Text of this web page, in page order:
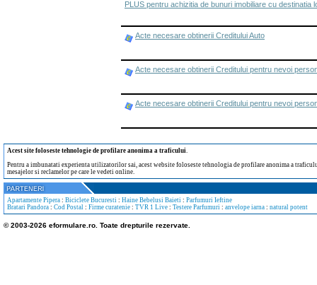
PLUS pentru achizitia de bunuri imobiliare cu destinatia
Acte necesare obtinerii Creditului Auto
Acte necesare obtinerii Creditului pentru nevoi
Acte necesare obtinerii Creditului pentru nevoi
Acest site foloseste tehnologie de profilare anonima a traficului.
Pentru a imbunatati experienta utilizatorilor sai, acest website foloseste tehnologia de profilare anonima a
mesajelor si reclamelor pe care le vedeti online.
Apartamente Pipera : Biciclete Bucuresti : Haine Bebelusi Baieti : Parfumuri Ieftine
Bratari Pandora : Cod Postal : Firme curatenie : TVR 1 Live : Testere Parfumuri : anvelope iarna : natural potent
© 2003-2026 eformulare.ro. Toate drepturile rezervate.